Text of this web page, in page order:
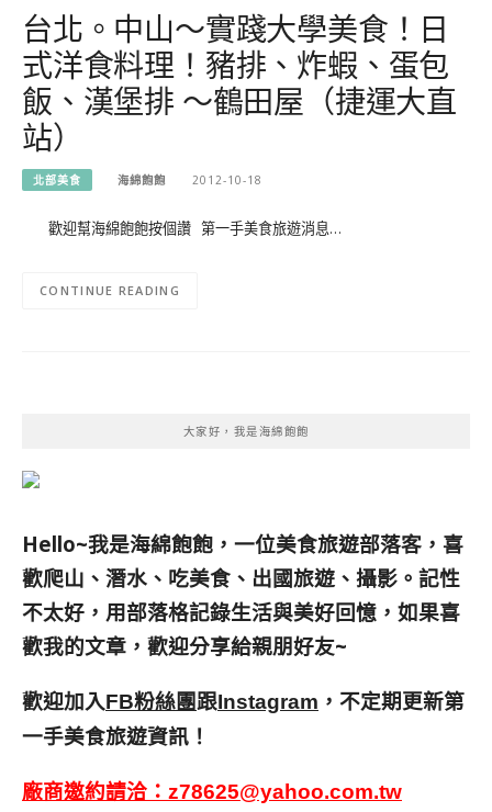
台北。中山～實踐大學美食！日
式洋食料理！豬排、炸蝦、蛋包
飯、漢堡排 ～鶴田屋（捷運大直
站）
北部美食 海綿飽飽 2012-10-18
歡迎幫海綿飽飽按個讚 第一手美食旅遊消息…
CONTINUE READING
大家好，我是海綿飽飽
Hello~我是海綿飽飽，一位美食旅遊部落客， 喜
歡爬山、潛水、吃美食、出國旅遊、攝影。 記性
不太好，用部落格記錄生活與美好回憶， 如果喜
歡我的文章，歡迎分享給親朋好友~
歡迎加入FB粉絲團跟Instagram ，不定期更新第
一手美食旅遊資訊！
廠商邀約請洽： z78625@yahoo.com.tw